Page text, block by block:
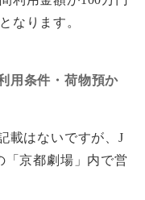
なります。
用条件・荷物預か
載はないですが、J
「京都劇場」内で営